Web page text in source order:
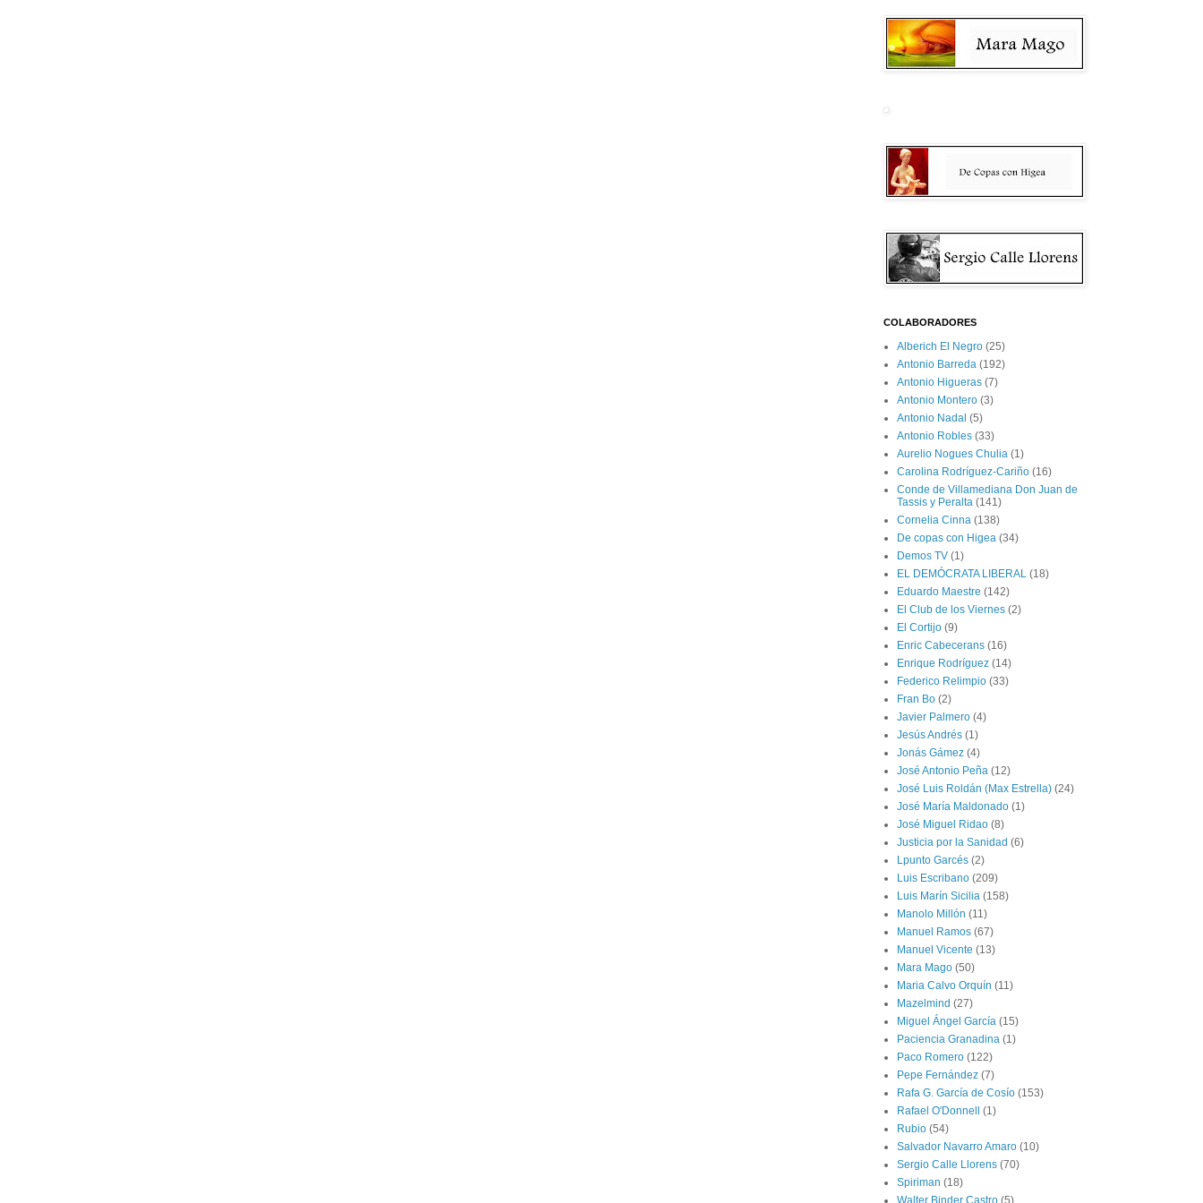
COLABORADORES
Alberich El Negro (25)
Antonio Barreda (192)
Antonio Higueras (7)
Antonio Montero (3)
Antonio Nadal (5)
Antonio Robles (33)
Aurelio Nogues Chulia (1)
Carolina Rodríguez-Cariño (16)
Conde de Villamediana Don Juan de
Tassis y Peralta (141)
Cornelia Cinna (138)
De copas con Higea (34)
Demos TV (1)
EL DEMÓCRATA LIBERAL (18)
Eduardo Maestre (142)
El Club de los Viernes (2)
El Cortijo (9)
Enric Cabecerans (16)
Enrique Rodríguez (14)
Federico Relimpio (33)
Fran Bo (2)
Javier Palmero (4)
Jesús Andrés (1)
Jonás Gámez (4)
José Antonio Peña (12)
José Luis Roldán (Max Estrella) (24)
José María Maldonado (1)
José Miguel Ridao (8)
Justicia por la Sanidad (6)
Lpunto Garcés (2)
Luis Escribano (209)
Luis Marín Sicilia (158)
Manolo Millón (11)
Manuel Ramos (67)
Manuel Vicente (13)
Mara Mago (50)
Maria Calvo Orquín (11)
Mazelmind (27)
Miguel Ángel García (15)
Paciencia Granadina (1)
Paco Romero (122)
Pepe Fernández (7)
Rafa G. García de Cosío (153)
Rafael O'Donnell
(1)
Rubio (54)
Salvador Navarro Amaro (10)
Sergio Calle Llorens (70)
Spiriman (18)